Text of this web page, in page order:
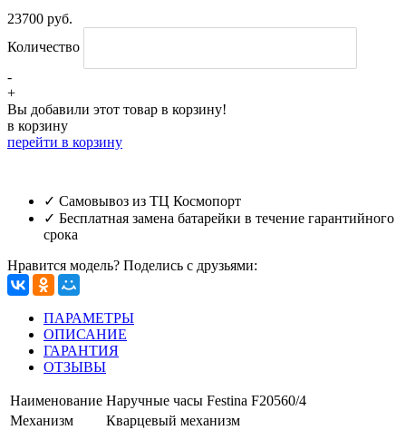
23700 руб.
Количество
-
+
Вы добавили этот товар в корзину!
в корзину
перейти в корзину
✓ Самовывоз из ТЦ Космопорт
✓ Бесплатная замена батарейки в течение гарантийного
срока
Нравится модель? Поделись с друзьями:
ПАРАМЕТРЫ
ОПИСАНИЕ
ГАРАНТИЯ
ОТЗЫВЫ
Наименование Наручные часы Festina F20560/4
Механизм
Кварцевый механизм